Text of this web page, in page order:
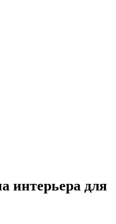
интерьера для